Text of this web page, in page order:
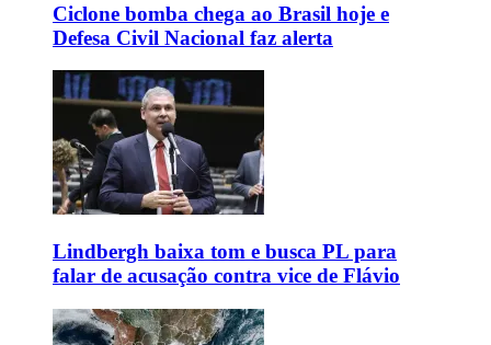
Ciclone bomba chega ao Brasil hoje e
Defesa Civil Nacional faz alerta
Lindbergh baixa tom e busca PL para
falar de acusação contra vice de Flávio